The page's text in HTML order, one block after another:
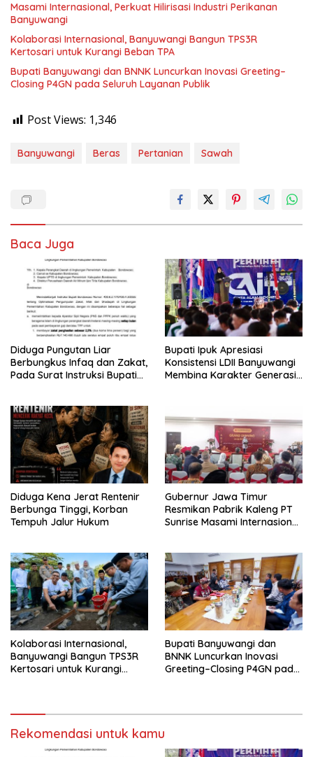
Masami Internasional, Perkuat Hilirisasi Industri Perikanan
Banyuwangi
Kolaborasi Internasional, Banyuwangi Bangun TPS3R
Kertosari untuk Kurangi Beban TPA
Bupati Banyuwangi dan BNNK Luncurkan Inovasi Greeting–
Closing P4GN pada Seluruh Layanan Publik
Post Views: 1,346
Banyuwangi Beras Pertanian Sawah
Baca Juga
Diduga Pungutan Liar
Berbungkus Infaq dan Zakat,
Pada Surat Instruksi Bupati
Bupati Ipuk Apresiasi
Konsistensi LDII Banyuwangi
Membina Karakter Generasi
Diduga Kena Jerat Rentenir
Berbunga Tinggi, Korban
Tempuh Jalur Hukum
Gubernur Jawa Timur
Resmikan Pabrik Kaleng PT
Sunrise Masami Internasional,
Kolaborasi Internasional,
Banyuwangi Bangun TPS3R
Kertosari untuk Kurangi
Bupati Banyuwangi dan
BNNK Luncurkan Inovasi
Greeting–Closing P4GN pada
Rekomendasi untuk kamu